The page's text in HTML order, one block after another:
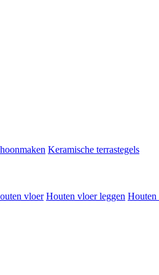
Keramische terrastegels
vloer Houten vloer leggen Houten